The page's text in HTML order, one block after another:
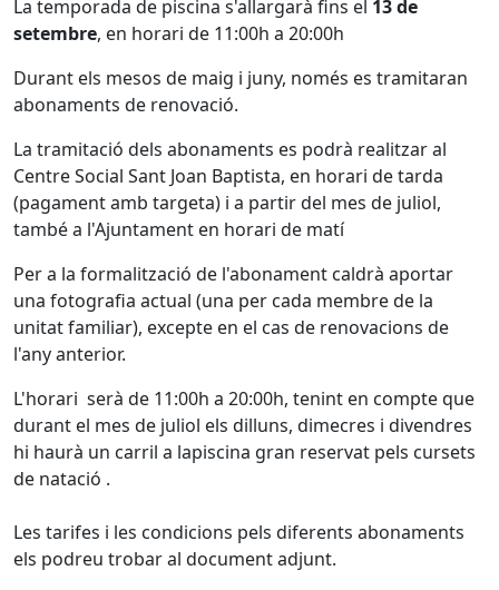
La temporada de piscina s'allargarà fins el 13 de
setembre, en horari de 11:00h a 20:00h
Durant els mesos de maig i juny, només es tramitaran
abonaments de renovació.
La tramitació dels abonaments es podrà realitzar al
Centre Social Sant Joan Baptista, en horari de tarda
(pagament amb targeta) i a partir del mes de juliol,
també a l'Ajuntament en horari de matí
Per a la formalització de l'abonament caldrà aportar
una fotografia actual (una per cada membre de la
unitat familiar), excepte en el cas de renovacions de
l'any anterior.
L'horari serà de 11:00h a 20:00h, tenint en compte que
durant el mes de juliol els dilluns, dimecres i divendres
hi haurà un carril a lapiscina gran reservat pels cursets
de natació .
Les tarifes i les condicions pels diferents abonaments
els podreu trobar al document adjunt.